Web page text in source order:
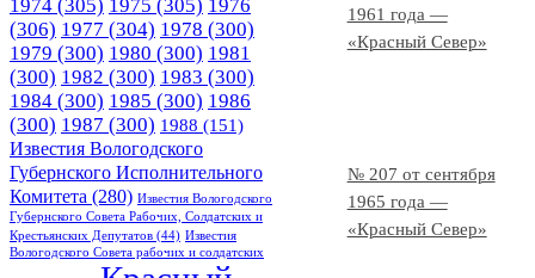
1961 года —
«Красный Север»
№ 207 от сентября
1965 года —
«Красный Север»
1974 (305) 1975 (305) 1976
(306) 1977 (304) 1978 (300)
1979 (300) 1980 (300) 1981
(300) 1982 (300) 1983 (300)
1984 (300) 1985 (300) 1986
(300) 1987 (300) 1988 (151)
Известия Вологодского
Губернского Исполнительного
Комитета (280) Известия Вологодского
Губернского Совета Рабочих, Солдатских и
Крестьянских Депутатов (44) Известия
Вологодского Совета рабочих и солдатских